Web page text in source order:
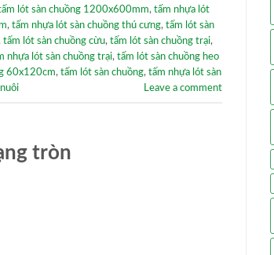
lót sàn chuồng 1200x600mm, tấm nhựa lót
, tấm nhựa lót sàn chuồng thú cưng, tấm lót sàn
tấm lót sàn chuồng cừu, tấm lót sàn chuồng trại,
nhựa lót sàn chuồng trại, tấm lót sàn chuồng heo
60x120cm, tấm lót sàn chuồng, tấm nhựa lót sàn
Leave a comment
tròn